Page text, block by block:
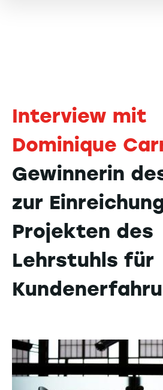
Interview mit
Dominique
Gewinnerin
zur
Projekten des
Lehrstuhls für